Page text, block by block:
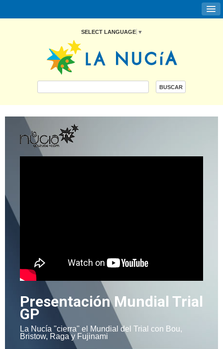
SELECT LANGUAGE ▼
Presentación Mundial Trial
GP
La Nucía "cierra" el Mundial del Trial con Bou,
Bristow, Raga y Fujinami